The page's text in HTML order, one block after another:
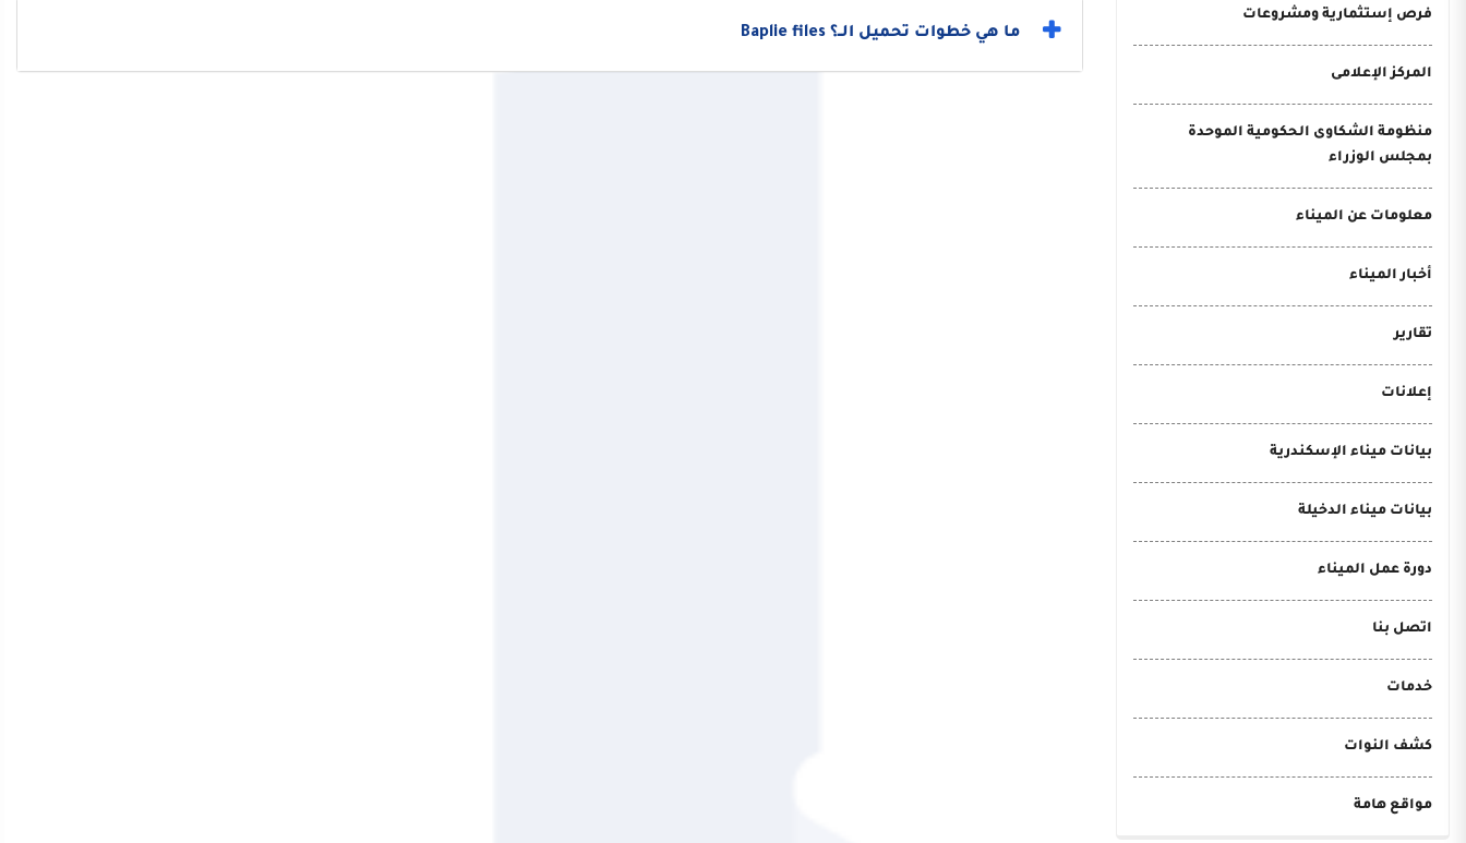
فرص إستثمارية ومشروعات
المركز الإعلامى
منظومة الشكاوى الحكومية الموحدة
بمجلس الوزراء
معلومات عن الميناء
أخبار الميناء
تقارير
إعلانات
بيانات ميناء الإسكندرية
بيانات ميناء الدخيلة
دورة عمل الميناء
اتصل بنا
خدمات
كشف النوات
مواقع هامة
ما هي خطوات تحميل الــ؟ Baplie files